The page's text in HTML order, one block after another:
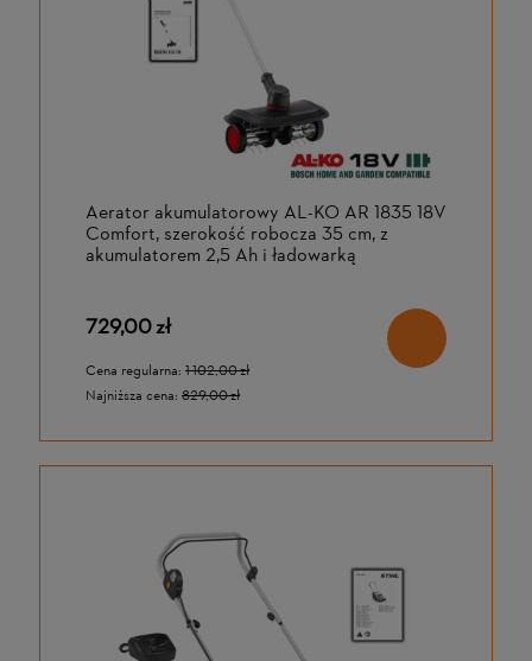
Aerator akumulatorowy AL-KO AR 1835 18V
Comfort, szerokość robocza 35 cm, z
akumulatorem 2,5 Ah i ładowarką
729,00 zł
Cena regularna: 1 102,00 zł
Najniższa cena: 829,00 zł